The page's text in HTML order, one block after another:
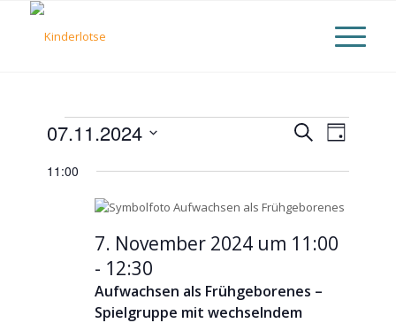
Veranstaltungen
für
November
2024
Suche
und
SucheTag
07.11.2024
wählen.
11:00
Aufwachsen als Frühgeborenes –
Spielgruppe mit wechselndem
7. November 2024 um 11:00
- 12:30